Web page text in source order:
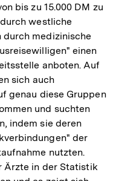
bis zu 15.000 DM zu
westliche
medizinische
einen
anboten. Auf
sich auch
genau diese Gruppen
und suchten
indem sie deren
der
nutzten.
Ärzte in der Statistik